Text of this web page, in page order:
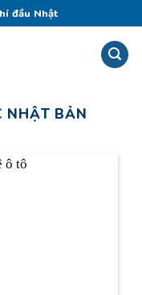
đầu Nhật
NHẬT BẢN